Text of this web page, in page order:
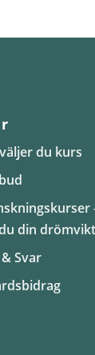
du kurs
din drömvikt
Svar